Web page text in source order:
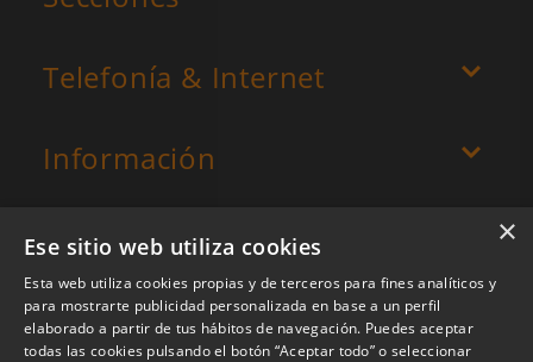
Telefonía & Internet
Información
×
Ese sitio web utiliza cookies
Esta web utiliza cookies propias y de terceros para fines analíticos y
para mostrarte publicidad personalizada en base a un perfil
elaborado a partir de tus hábitos de navegación. Puedes aceptar
todas las cookies pulsando el botón “Aceptar todo” o seleccionar